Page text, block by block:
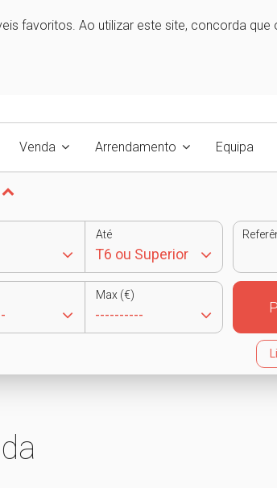
favoritos. Ao utilizar este site, concorda
Venda Arrendamento Equipa
Até
Max (€)